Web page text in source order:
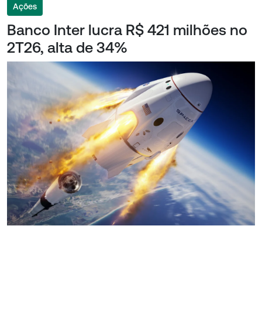
Ações
Banco Inter lucra R$ 421 milhões no
2T26, alta de 34%